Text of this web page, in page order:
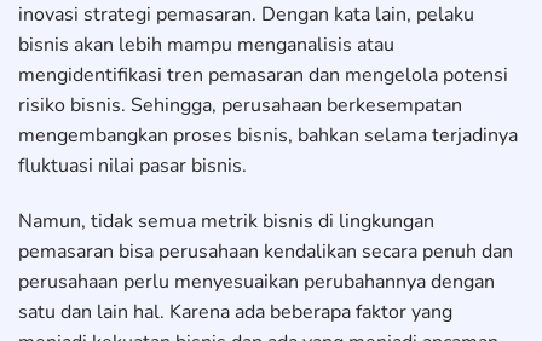
inovasi strategi pemasaran. Dengan kata lain, pelaku
bisnis akan lebih mampu menganalisis atau
mengidentifikasi tren pemasaran dan mengelola potensi
risiko bisnis. Sehingga, perusahaan berkesempatan
mengembangkan proses bisnis, bahkan selama terjadinya
fluktuasi nilai pasar bisnis.
Namun, tidak semua metrik bisnis di lingkungan
pemasaran bisa perusahaan kendalikan secara penuh dan
perusahaan perlu menyesuaikan perubahannya dengan
satu dan lain hal. Karena ada beberapa faktor yang